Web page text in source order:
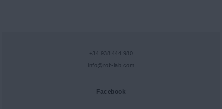
+34 938 444 980
info@rob-lab.com
Facebook